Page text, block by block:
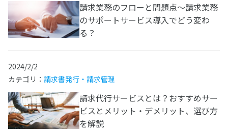
請求業務のフローと問題点～請求業務
のサポートサービス導入でどう変わ
る？
2024/2/2
カテゴリ： 請求書発行・請求管理
請求代行サービスとは？おすすめサー
ビスとメリット・デメリット、選び方
を解説